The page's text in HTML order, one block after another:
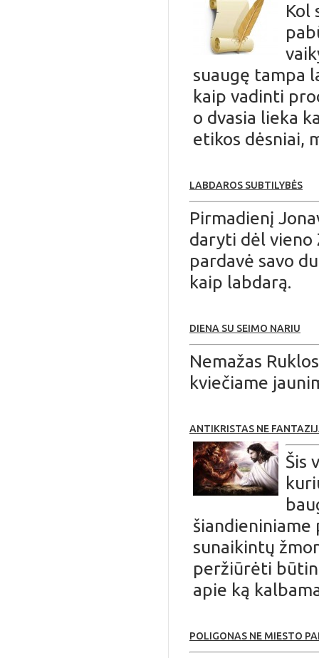
Kol
suaugę tampa
kaip vadinti
o dvasia lieka
etikos dėsniai,
LABDAROS SUBTILYBĖS
Pirmadienį
daryti dėl vieno
pardavė savo
kaip labdarą.
DIENA SU SEIMO NARIU
Nemažas
kviečiame
ANTIKRISTAS NE
Šis
šiandieniniame
sunaikintų
peržiūrėti
apie ką
POLIGONAS NE MIESTO